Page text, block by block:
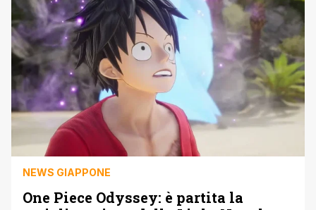
l'annuncio sono arrivati due trailer di lancio, insieme a una
descrizione [']
NEWS GIAPPONE
One Piece Odyssey: è partita la